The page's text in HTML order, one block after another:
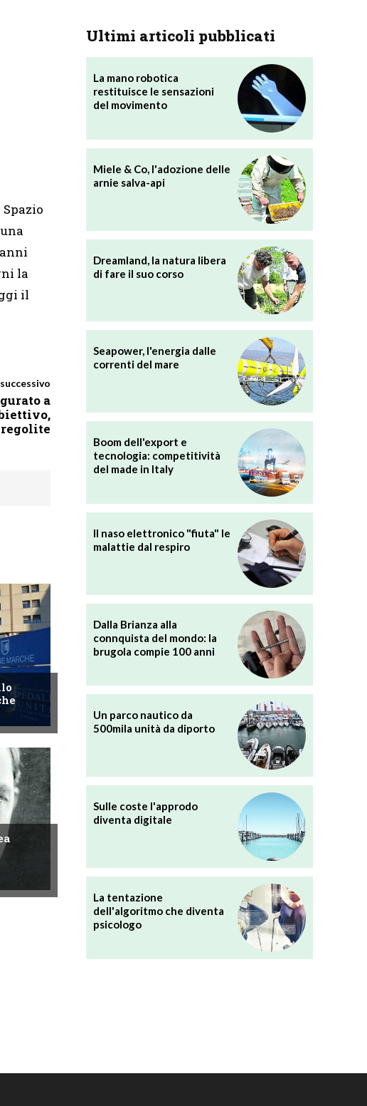
la
il
a
regolite
Ultimi articoli pubblicati
La mano robotica
restituisce le sensazioni
del movimento
Miele & Co, l'adozione delle
arnie salva-api
Dreamland, la natura libera
di fare il suo corso
Seapower, l'energia dalle
correnti del mare
Boom dell'export e
tecnologia: competitività
del made in Italy
Il naso elettronico "fiuta" le
malattie dal respiro
Dalla Brianza alla
connquista del mondo: la
brugola compie 100 anni
Un parco nautico da
500mila unità da diporto
Sulle coste l'approdo
diventa digitale
La tentazione
dell'algoritmo che diventa
psicologo